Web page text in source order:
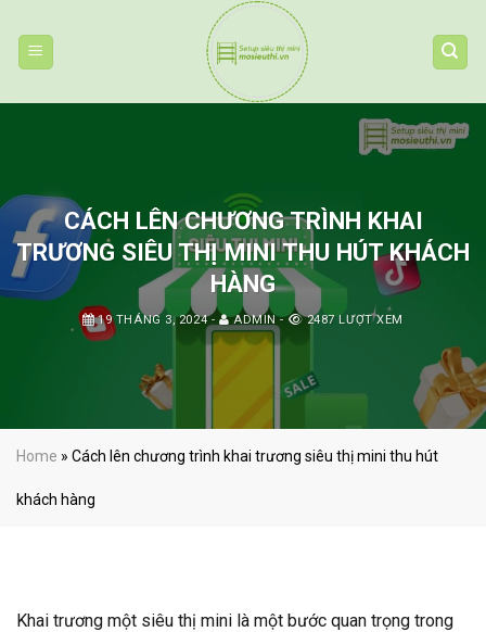
content
CÁCH LÊN CHƯƠNG TRÌNH KHAI
TRƯƠNG SIÊU THỊ MINI THU HÚT KHÁCH
HÀNG
19 THÁNG 3, 2024- ADMIN- 2487 LƯỢT XEM
Home » Cách lên chương trình khai trương siêu thị mini thu hút
khách hàng
Khai trương một siêu thị mini là một bước quan trọng trong